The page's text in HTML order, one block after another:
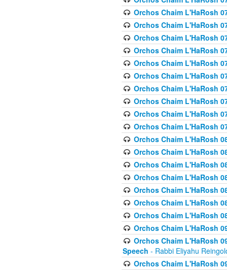
Orchos Chaim L'HaRosh
Orchos Chaim L'HaRosh
Orchos Chaim L'HaRosh
Orchos Chaim L'HaRosh
Orchos Chaim L'HaRosh
Orchos Chaim L'HaRosh
Orchos Chaim L'HaRosh
Orchos Chaim L'HaRosh
Orchos Chaim L'HaRosh
Orchos Chaim L'HaRosh
Orchos Chaim L'HaRosh
Orchos Chaim L'HaRosh
Orchos Chaim L'HaRosh
Orchos Chaim L'HaRosh
Orchos Chaim L'HaRosh
Orchos Chaim L'HaRosh
Orchos Chaim L'HaRosh
Orchos Chaim L'HaRosh
Orchos Chaim L'HaRosh
Speech - Rabbi Eliyahu
Orchos Chaim L'HaRosh